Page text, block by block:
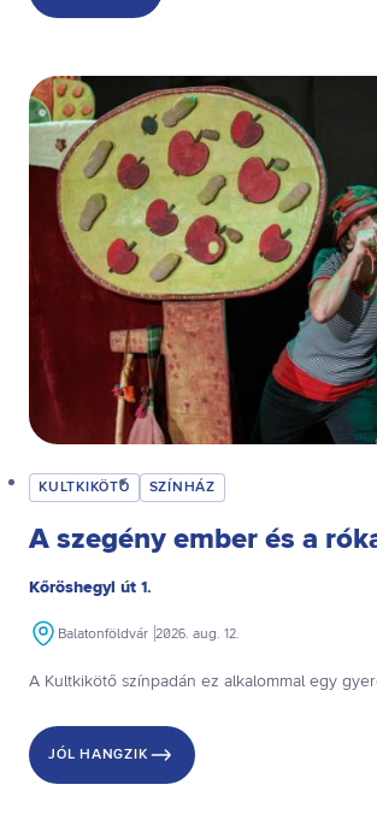
KULTKIKÖTŐ SZÍNHÁZ
A szegény ember és a
Kőröshegyi út 1.
Balatonföldvár 2026. aug. 12.
A Kultkikötő színpadán ez alkalommal egy
JÓL HANGZIK